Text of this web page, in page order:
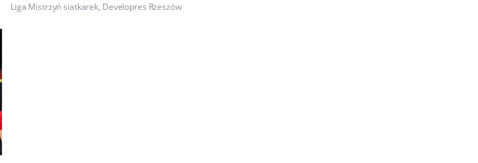
Liga Mistrzyń siatkarek, Developres Rzeszów